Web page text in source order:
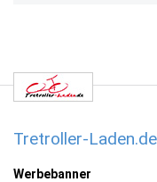
Tretroller-
Werbebanner